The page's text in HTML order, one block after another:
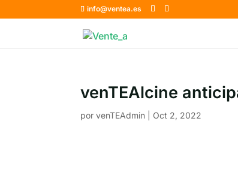
info@ventea.es
venTEAlcine
porvenTEAdmin Oct 2, 2022